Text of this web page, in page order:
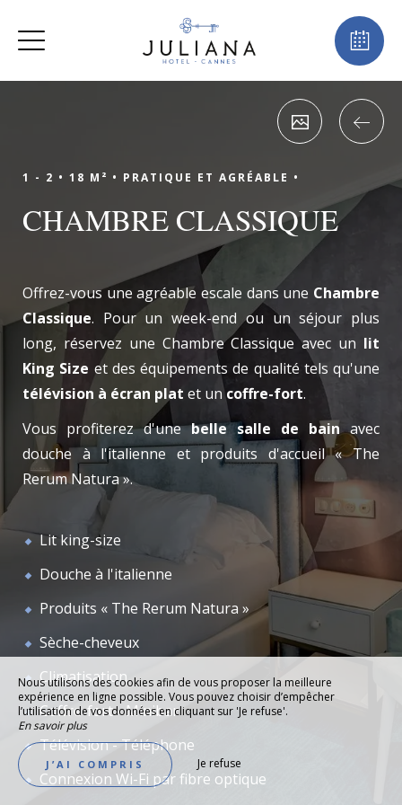
1 - 2 • 18 M² • PRATIQUE ET AGRÉABLE •
CHAMBRE CLASSIQUE
Offrez-vous une agréable escale dans une Chambre
Classique. Pour un week-end ou un séjour plus
long, réservez une Chambre Classique avec un lit
King Size et des équipements de qualité tels qu'une
télévision à écran plat et uncoffre-fort.
Vous profiterez d'unebelle salle de bainavec
douche à l'italienne et produits d'accueil « The
Rerum Natura ».
Lit king-size
Douche à l'italienne
Produits « The Rerum Natura »
Sèche-cheveux
Climatisation
Coffre-fort - Minibar
Télévision - Téléphone
Connexion Wi-Fi par fibre optique
Nous utilisons des cookies afin de vous proposer la meilleure
expérience en ligne possible. Vous pouvez choisir d’empêcher
l’utilisation de vos données en cliquant sur 'Je refuse'.
En savoir plus
J’AI COMPRIS Je refuse